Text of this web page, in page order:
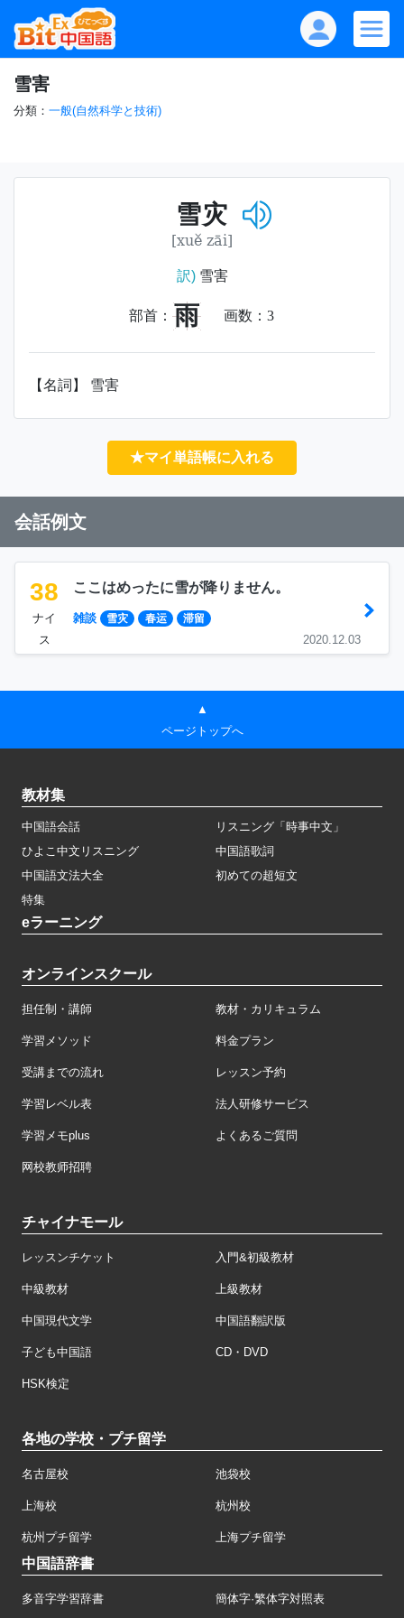
雪害
分類： 一般(自然科学と技術)
雪灾
[xuě zāi]
訳)雪害
部首： 雨 画数： 3
【名詞】 雪害
★マイ単語帳に入れる
会話例文
38
ナイ
ス
ここはめったに雪が降りません。
雑談 雪灾 春运 滞留
2020.12.03
▲
ページトップへ
教材集
中国語会話
リスニング「時事中文」
ひよこ中文リスニング
中国語歌詞
中国語文法大全
初めての超短文
特集
eラーニング
オンラインスクール
担任制・講師 教材・カリキュラム
学習メソッド 料金プラン
受講までの流れ レッスン予約
学習レベル表 法人研修サービス
学習メモplus よくあるご質問
网校教师招聘
チャイナモール
レッスンチケット 入門&初級教材
中級教材 上級教材
中国現代文学 中国語翻訳版
子ども中国語 CD・DVD
HSK検定
各地の学校・プチ留学
名古屋校 池袋校
上海校 杭州校
杭州プチ留学 上海プチ留学
中国語辞書
多音字学習辞書 簡体字·繁体字対照表